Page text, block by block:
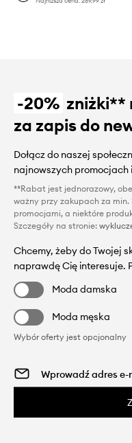
-20% zniżki**
za zapis do
Dołącz do naszej
najnowszych promocjach
**Rabat jest jednorazowy,
ważny przy zakupach za min.
promocjami, a niektóre
Szczegóły na stronie:
Chcemy, żeby do Twojej
naprawdę Cię interesuje.
Moda damska
Moda męska
Wybór oferty jest opcjonalny